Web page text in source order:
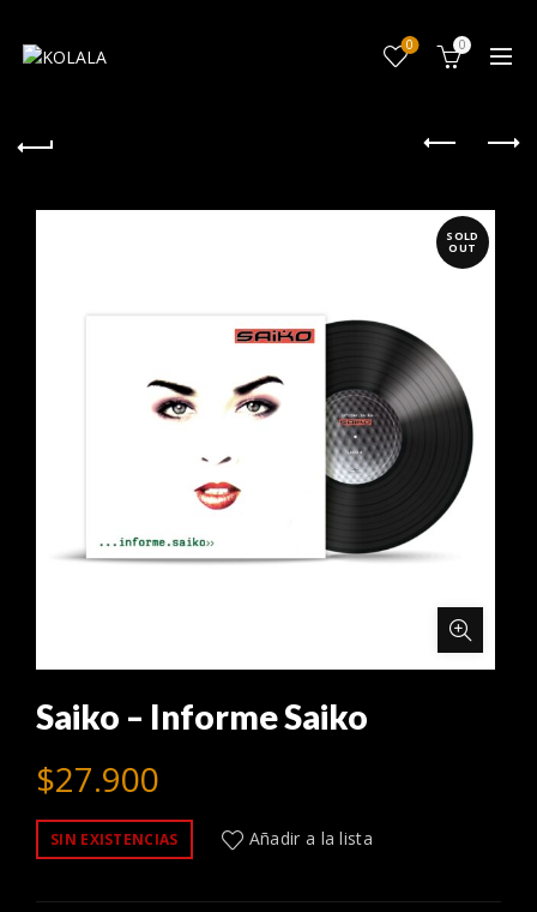
0 0
SOLD
OUT
Saiko – Informe Saiko
$27.900
SIN EXISTENCIAS Añadir a la lista